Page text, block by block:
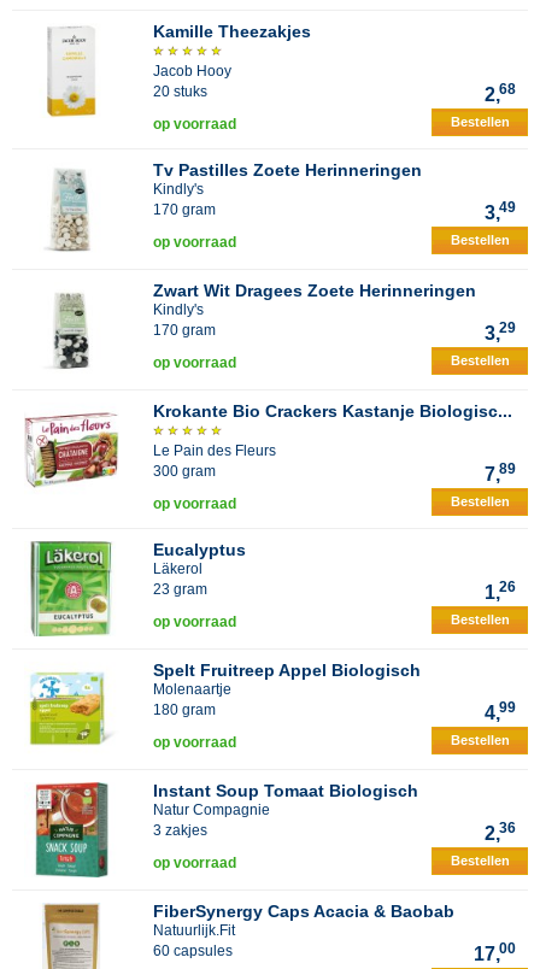
Kamille Theezakjes
Jacob Hooy
20 stuks
2,68
op voorraad Bestellen
Tv Pastilles Zoete Herinneringen
Kindly's
170 gram
3,49
op voorraad Bestellen
Zwart Wit Dragees Zoete Herinneringen
Kindly's
170 gram
3,29
op voorraad Bestellen
Krokante Bio Crackers Kastanje Biologisc...
Le Pain des Fleurs
300 gram
7,89
op voorraad Bestellen
Eucalyptus
Läkerol
23 gram
1,26
op voorraad Bestellen
Spelt Fruitreep Appel Biologisch
Molenaartje
180 gram
4,99
op voorraad Bestellen
Instant Soup Tomaat Biologisch
Natur Compagnie
3 zakjes
2,36
op voorraad Bestellen
FiberSynergy Caps Acacia & Baobab
Natuurlijk.Fit
60 capsules
17,00